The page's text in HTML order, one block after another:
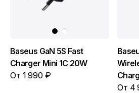
Baseus GaN 5S Fast
Charger Mini 1C 20W
От 1 990 ₽
От 4